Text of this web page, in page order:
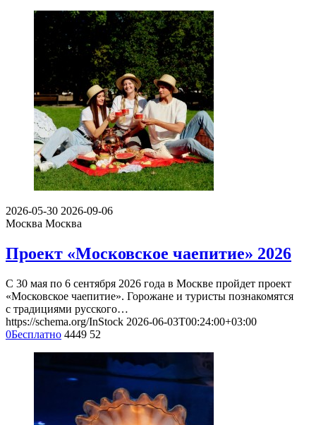
2026-05-30 2026-09-06
Москва Москва
Проект «Московское чаепитие» 2026
С 30 мая по 6 сентября 2026 года в Москве пройдет проект
«Московское чаепитие». Горожане и туристы познакомятся
с традициями русского…
https://schema.org/InStock 2026-06-03T00:24:00+03:00
0Бесплатно 4449 52